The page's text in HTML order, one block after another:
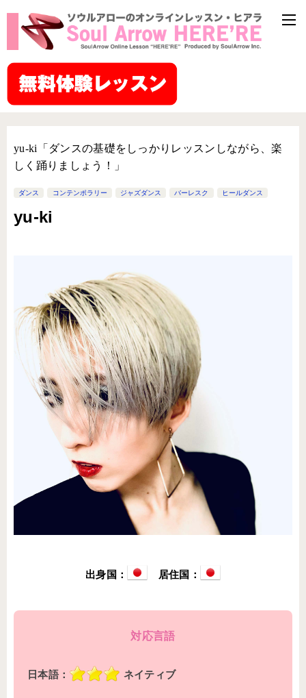
yu-ki「ダンスの基礎をしっかりレッスンしながら、楽
しく踊りましょう！」
ダンス コンテンポラリー ジャズダンス バーレスク ヒールダンス
yu-ki
出身国： 居住国：
対応言語
日本語： ネイティブ